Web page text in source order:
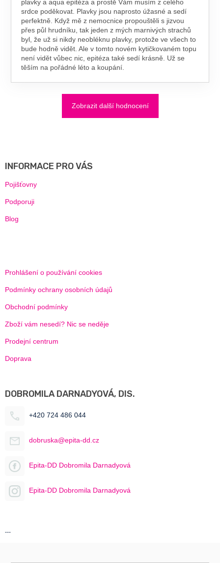
plavky a aqua epitéza a prostě Vám musím z celého
srdce poděkovat. Plavky jsou naprosto úžasné a sedí
perfektně. Když mě z nemocnice propouštěli s jizvou
přes půl hrudníku, tak jeden z mých marnivých strachů
byl, že už si nikdy neobléknu plavky, protože ve všech to
bude hodně vidět. Ale v tomto novém kytičkovaném topu
není vidět vůbec nic, epitéza také sedí krásně. Už se
těším na pořádné léto a koupání.
Zobrazit další hodnocení
INFORMACE PRO VÁS
Pojišťovny
Podporuji
Blog
Prohlášení o používání cookies
Podmínky ochrany osobních údajů
Obchodní podmínky
Zboží vám nesedí? Nic se neděje
Prodejní centrum
Doprava
DOBROMILA DARNADYOVÁ, DIS.
+420 724 486 044
dobruska@epita-dd.cz
Epita-DD Dobromila Darnadyová
Epita-DD Dobromila Darnadyová
---